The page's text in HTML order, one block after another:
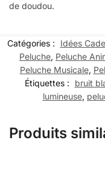
de doudou.
Catégories : Idées
Peluche, Peluche
Peluche Musicale,
Étiquettes :
bruit
lumineuse,
Produits